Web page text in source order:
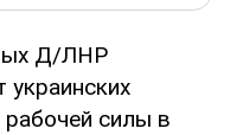
Д/ЛНР
украинских
рабочей силы в